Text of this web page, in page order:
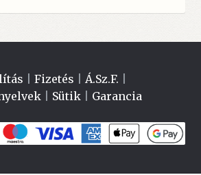
Fizetés Á.Sz.F.
| Sütik| Garancia